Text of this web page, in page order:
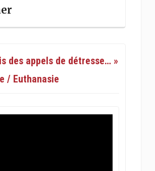
des appels de détresse… »
/ Euthanasie